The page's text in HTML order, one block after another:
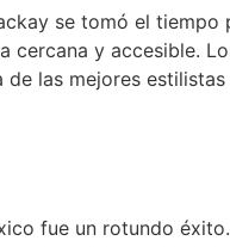
se tomó el
cercana y accesible.
las mejores
fue un rotundo